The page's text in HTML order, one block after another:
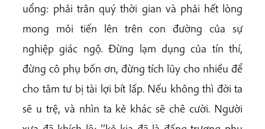
uổng: phải trân quý thời gian và phải hết lòng
mong mỏi tiến lên trên con đường của sự
nghiệp giác ngộ. Đừng lạm dụng của tín thí,
đừng cô phụ bốn ơn, đừng tích lũy cho nhiều để
cho tâm tư bị tài lợi bít lấp. Nếu không thì đời ta
sẽ u trệ, và nhìn ta kẻ khác sẽ chê cười. Người